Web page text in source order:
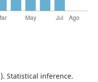
Statistical inference.